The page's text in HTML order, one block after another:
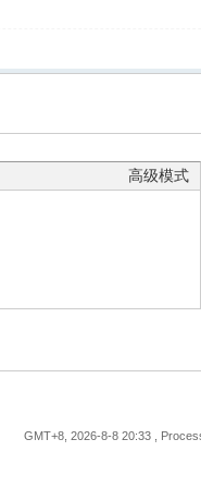
高级模式
GMT+8, 2026-8-8 20:33 ,